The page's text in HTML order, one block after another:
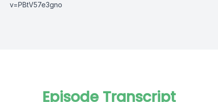
v=PBtV57e3gno
Episode Transcript